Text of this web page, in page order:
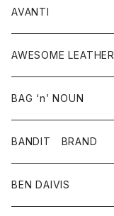
シューズ
アクセサリー
その他雑貨
ジャケット
ベスト
シャツ
ワンピース
ボトム
スカート
パンツ
グッズ
靴
ウォレット
バッグ
グッズ
靴
AVANTI
シャツ
AWESOME LEATHER
アウター
革ジャケット
BAG ‘n’ NOUN
アクセサリー
バッグ
BANDIT BRAND
トップス
BEN DAIVIS